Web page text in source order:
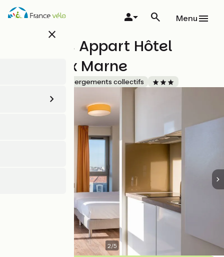
Aller
au
close
Menu
All Suites Appart Hôtel
Bordeaux Marne
Hébergements collectifs
2/5